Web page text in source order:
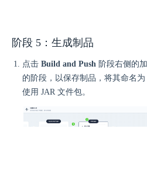
阶段 5：生成制品
点击 Build and Push 阶段右侧的
的阶段，以保存制品，将其命名为
使用 JAR 文件包。